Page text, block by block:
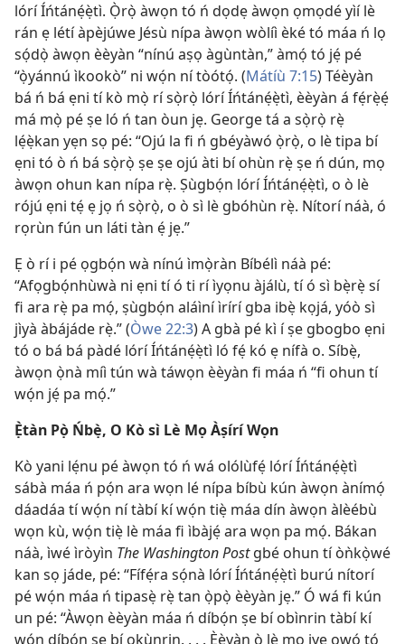
lórí Íńtánẹ́ẹ̀tì. Ọ̀rọ̀ àwọn tó ń dọdẹ àwọn ọmọdé yìí lè
rán ẹ létí àpèjúwe Jésù nípa àwọn wòlíì èké tó máa ń lọ
sọ́dọ̀ àwọn èèyàn “nínú aṣọ àgùntàn,” àmọ́ tó jẹ́ pé
“ọ̀yánnú ìkookò” ni wọ́n ní tòótọ́. (Mátíù 7:15) Téèyàn
bá ń bá ẹni tí kò mọ̀ rí sọ̀rọ̀ lórí Íńtánẹ́ẹ̀tì, èèyàn á fẹ́rẹ̀ẹ́
má mọ̀ pé ṣe ló ń tan òun jẹ. George tá a sọ̀rọ̀ rẹ̀
lẹ́ẹ̀kan yẹn sọ pé: “Ojú la fi ń gbéyàwó ọ̀rọ̀, o lè tipa bí
ẹni tó ò ń bá sọ̀rọ̀ ṣe ṣe ojú àti bí ohùn rẹ̀ ṣe ń dún, mọ
àwọn ohun kan nípa rẹ̀. Ṣùgbọ́n lórí Íńtánẹ́ẹ̀tì, o ò lè
rójú ẹni tẹ́ ẹ jọ ń sọ̀rọ̀, o ò sì lè gbóhùn rẹ̀. Nítorí náà, ó
rọrùn fún un láti tàn ẹ́ jẹ.”
Ẹ ò rí i pé ọgbọ́n wà nínú ìmọ̀ràn Bíbélì náà pé:
“Afọgbọ́nhùwà ni ẹni tí ó ti rí ìyọnu àjálù, tí ó sì bẹ̀rẹ̀ sí
fi ara rẹ̀ pa mọ́, ṣùgbọ́n aláìní ìrírí gba ibẹ̀ kọjá, yóò sì
jìyà àbájáde rẹ̀.” (Òwe 22:3) A gbà pé kì í ṣe gbogbo ẹni
tó o bá bá pàdé lórí Íńtánẹ́ẹ̀tì ló fẹ́ kó ẹ nífà o. Síbẹ̀,
àwọn ọ̀nà míì tún wà táwọn èèyàn fi máa ń “fi ohun tí
wọ́n jẹ́ pa mọ́.”
Ẹ̀tàn Pọ̀ Ńbẹ̀, O Kò sì Lè Mọ Àṣírí Wọn
Kò yani lẹ́nu pé àwọn tó ń wá olólùfẹ́ lórí Íńtánẹ́ẹ̀tì
sábà máa ń pọ́n ara wọn lé nípa bíbù kún àwọn ànímọ́
dáadáa tí wọ́n ní tàbí kí wọ́n tiẹ̀ máa dín àwọn àlèébù
wọn kù, wọ́n tiẹ̀ lè máa fi ìbàjẹ́ ara wọn pa mọ́. Bákan
náà, ìwé ìròyìn The Washington Postgbé ohun tí òǹkọ̀wé
kan sọ jáde, pé: “Fífẹ́ra sọ́nà lórí Íńtánẹ́ẹ̀tì burú nítorí
pé wọ́n máa ń tipasẹ̀ rẹ̀ tan ọ̀pọ̀ èèyàn jẹ.” Ó wá fi kún
un pé: “Àwọn èèyàn máa ń díbọ́n ṣe bí obìnrin tàbí kí
wọ́n díbọ́n ṣe bí ọkùnrin. . . . Èèyàn ò lè mọ iye owó tó